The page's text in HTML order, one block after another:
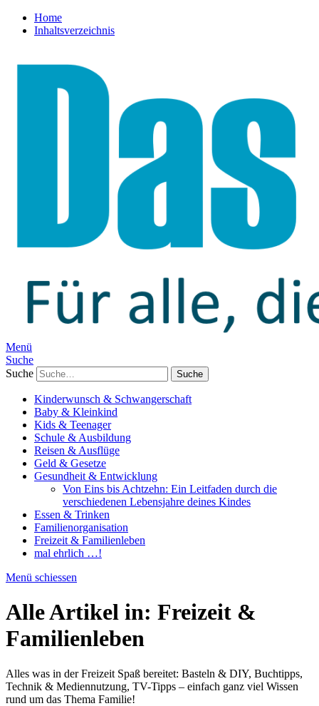
Home
Inhaltsverzeichnis
Menü
Suche
Suche
Kinderwunsch & Schwangerschaft
Baby & Kleinkind
Kids & Teenager
Schule & Ausbildung
Reisen & Ausflüge
Geld & Gesetze
Gesundheit & Entwicklung
Von Eins bis Achtzehn: Ein Leitfaden durch die
verschiedenen Lebensjahre deines Kindes
Essen & Trinken
Familienorganisation
Freizeit & Familienleben
mal ehrlich …!
Menü schiessen
Alle Artikel in: Freizeit &
Familienleben
Alles was in der Freizeit Spaß bereitet: Basteln & DIY, Buchtipps,
Technik & Mediennutzung, TV-Tipps – einfach ganz viel Wissen
rund um das Thema Familie!